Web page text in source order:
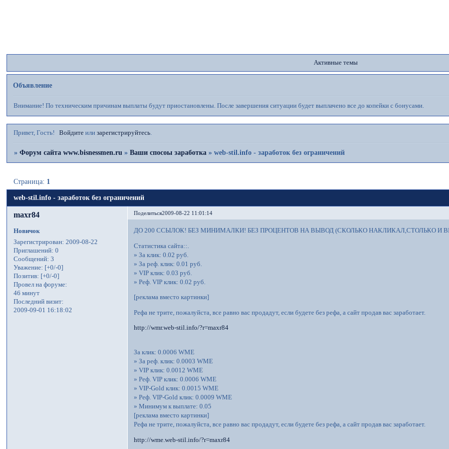
Активные темы
Объявление
Внимание! По техническим причинам выплаты будут приостановлены. После завершения ситуации будет выплачено все до копейки с бонусами.
Привет, Гость! Войдите илизарегистрируйтесь.
»Форум сайта www.bisnessmen.ru »Ваши спосоы заработка »web-stil.info - заработок без ограничений
web-stil.info - заработок без ограничений
Страница: 1
Поделиться2009-08-22 11:01:14
maxr84
Новичок
Зарегистрирован: 2009-08-22
Приглашений: 0
Сообщений: 3
Уважение: [+0/-0]
Позитив: [+0/-0]
Провел на форуме:
46 минут
Последний визит:
2009-09-01 16:18:02
ДО 200 ССЫЛОК! БЕЗ МИНИМАЛКИ! БЕЗ ПРОЦЕНТОВ НА ВЫВОД (СКОЛЬКО НАКЛИКАЛ,СТОЛЬКО И
Статистика сайта::.
» За клик: 0.02 руб.
» За реф. клик: 0.01 руб.
» VIP клик: 0.03 руб.
» Реф. VIP клик: 0.02 руб.
[реклама вместо картинки]
Рефа не трите, пожалуйста, все равно вас продадут, если будете без рефа, а сайт продав вас заработает.
http://wmr.web-stil.info/?r=maxr84
За клик: 0.0006 WME
» За реф. клик: 0.0003 WME
» VIP клик: 0.0012 WME
» Реф. VIP клик: 0.0006 WME
» VIP-Gold клик: 0.0015 WME
» Реф. VIP-Gold клик: 0.0009 WME
» Минимум к выплате: 0.05
[реклама вместо картинки]
Рефа не трите, пожалуйста, все равно вас продадут, если будете без рефа, а сайт продав вас заработает.
http://wme.web-stil.info/?r=maxr84